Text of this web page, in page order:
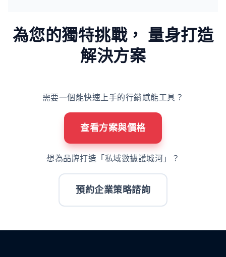
為您的獨特挑戰， 量身打造
解決方案
需要一個能快速上手的行銷賦能工具？
查看方案與價格
想為品牌打造「私域數據護城河」？
預約企業策略諮詢